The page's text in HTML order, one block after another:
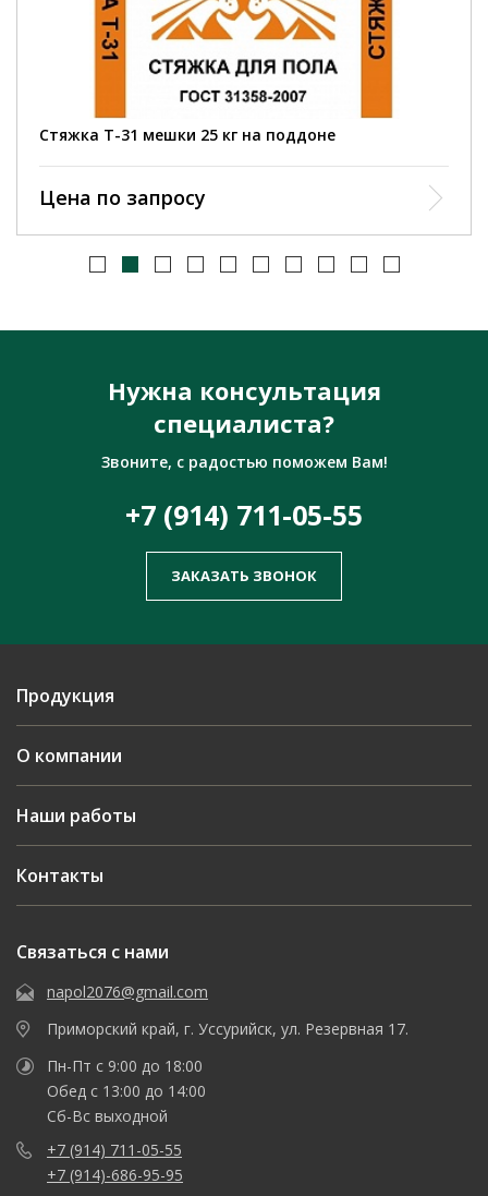
Стяжка T-31 мешки 25 кг на поддоне
Цена по запросу
Нужна консультация
специалиста?
Звоните, с радостью поможем Вам!
+7 (914) 711-05-55
ЗАКАЗАТЬ ЗВОНОК
Продукция
О компании
Наши работы
Контакты
Связаться с нами
napol2076@gmail.com
Приморский край, г. Уссурийск, ул. Резервная 17.
Пн-Пт с 9:00 до 18:00
Обед с 13:00 до 14:00
Сб-Вс выходной
+7 (914) 711-05-55
+7 (914)-686-95-95